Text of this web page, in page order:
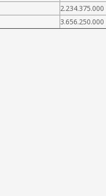
2.234.375.000
3.656.250.000